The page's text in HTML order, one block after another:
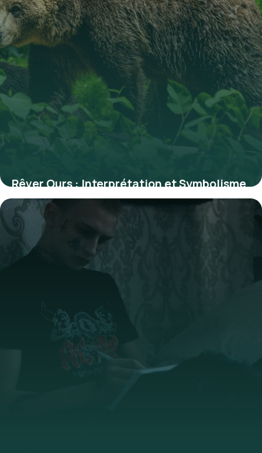
Rêver Ours : Interprétation et Symbolisme
2026
3 juillet 2026